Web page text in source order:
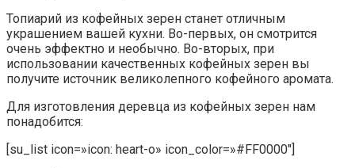
Топиарий из кофейных зерен станет отличным
украшением вашей кухни. Во-первых, он смотрится
очень эффектно и необычно. Во-вторых, при
использовании качественных кофейных зерен вы
получите источник великолепного кофейного аромата.
Для изготовления деревца из кофейных зерен нам
понадобится:
[su_list icon=»icon: heart-o» icon_color=»#FF0000″]